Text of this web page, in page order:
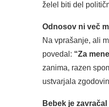
želel biti del
Odnosov ni več
Na vprašanje, ali
povedal: “Za
zanima, razen
ustvarjala
Bebek je